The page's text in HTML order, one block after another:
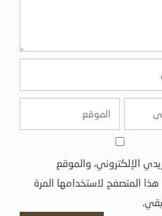
الإلكتروني، والموقع
المتصفح لاستخدامها المرة